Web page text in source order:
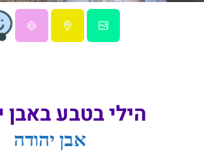
הילי בטבע באבן
אבן יהודה